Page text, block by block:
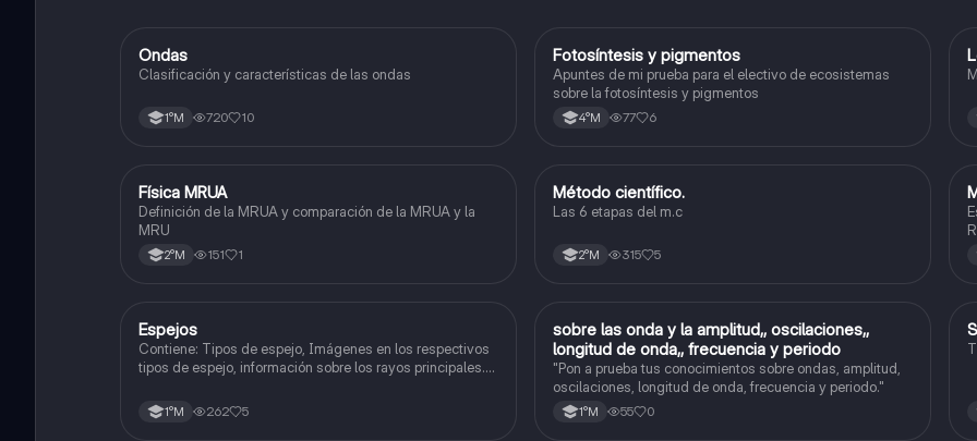
Física
Ondas
Clasificación y características de las ondas
1°M 720 10
Biología
Fotosíntesis y pigmentos
Apuntes de mi prueba para el electivo de ecosistemas
sobre la fotosíntesis y pigmentos
4°M 77 6
Física
Física MRUA
Definición de la MRUA y comparación de la MRUA y la
MRU
2°M 151 1
Física
Método científico.
Las 6 etapas del m.c
2°M 315 5
Física
Espejos
Contiene: Tipos de espejo, Imágenes en los respectivos
tipos de espejo, información sobre los rayos principales.
1°M 262 5
Física
sobre las onda y la amplitud,, oscilaciones,,
longitud de onda,, frecuencia y periodo
"Pon a prueba tus conocimientos sobre ondas, amplitud,
oscilaciones, longitud de onda, frecuencia y periodo."
1°M 55 0